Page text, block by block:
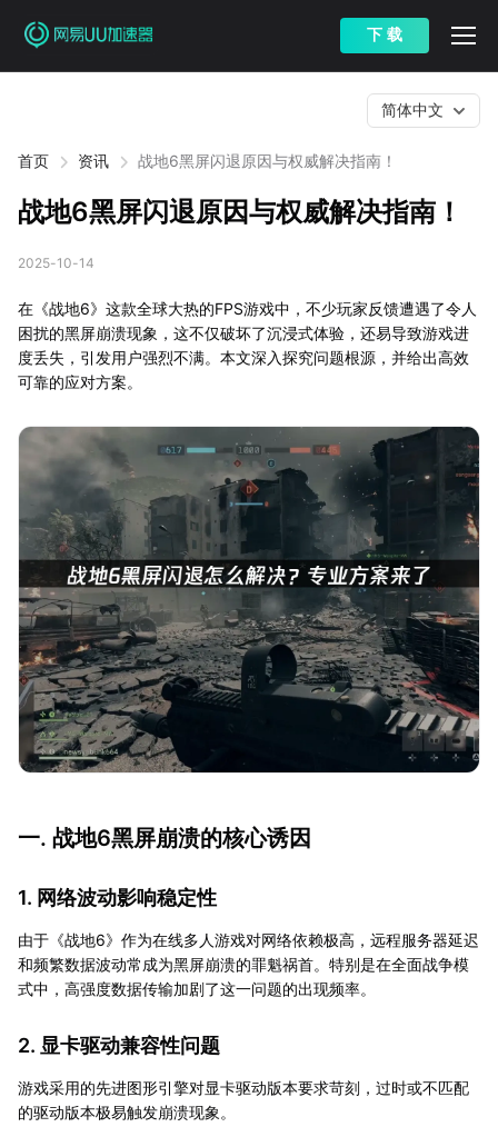
下 载
首页 资讯 战地6黑屏闪退原因与权威解决指南！
简体中文
战地6黑屏闪退原因与权威解决指南！
2025-10-14
在《战地6》这款全球大热的FPS游戏中，不少玩家反馈遭遇了令人
困扰的黑屏崩溃现象，这不仅破坏了沉浸式体验，还易导致游戏进
度丢失，引发用户强烈不满。本文深入探究问题根源，并给出高效
可靠的应对方案。
一. 战地6黑屏崩溃的核心诱因
1. 网络波动影响稳定性
由于《战地6》作为在线多人游戏对网络依赖极高，远程服务器延迟
和频繁数据波动常成为黑屏崩溃的罪魁祸首。特别是在全面战争模
式中，高强度数据传输加剧了这一问题的出现频率。
2. 显卡驱动兼容性问题
游戏采用的先进图形引擎对显卡驱动版本要求苛刻，过时或不匹配
的驱动版本极易触发崩溃现象。